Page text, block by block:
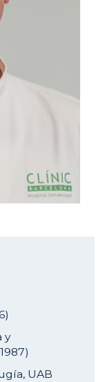
y
UAB